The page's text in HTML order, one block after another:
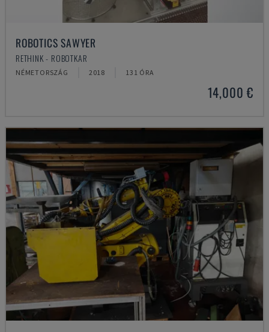
ROBOTICS SAWYER
RETHINK - ROBOTKAR
NÉMETORSZÁG 2018 131 ÓRA
14,000 €